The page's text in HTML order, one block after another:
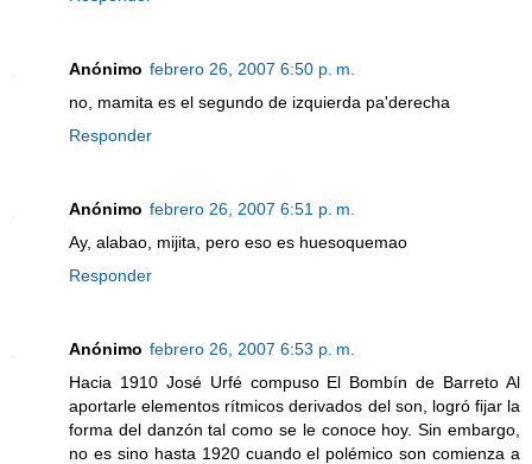
Anónimo febrero 26, 2007 6:50 p. m.
no, mamita es el segundo de izquierda pa'derecha
Responder
Anónimo febrero 26, 2007 6:51 p. m.
Ay, alabao, mijita, pero eso es huesoquemao
Responder
Anónimo febrero 26, 2007 6:53 p. m.
Hacia 1910 José Urfé compuso El Bombín de Barreto Al
aportarle elementos rítmicos derivados del son, logró fijar la
forma del danzón tal como se le conoce hoy. Sin embargo,
no es sino hasta 1920 cuando el polémico son comienza a